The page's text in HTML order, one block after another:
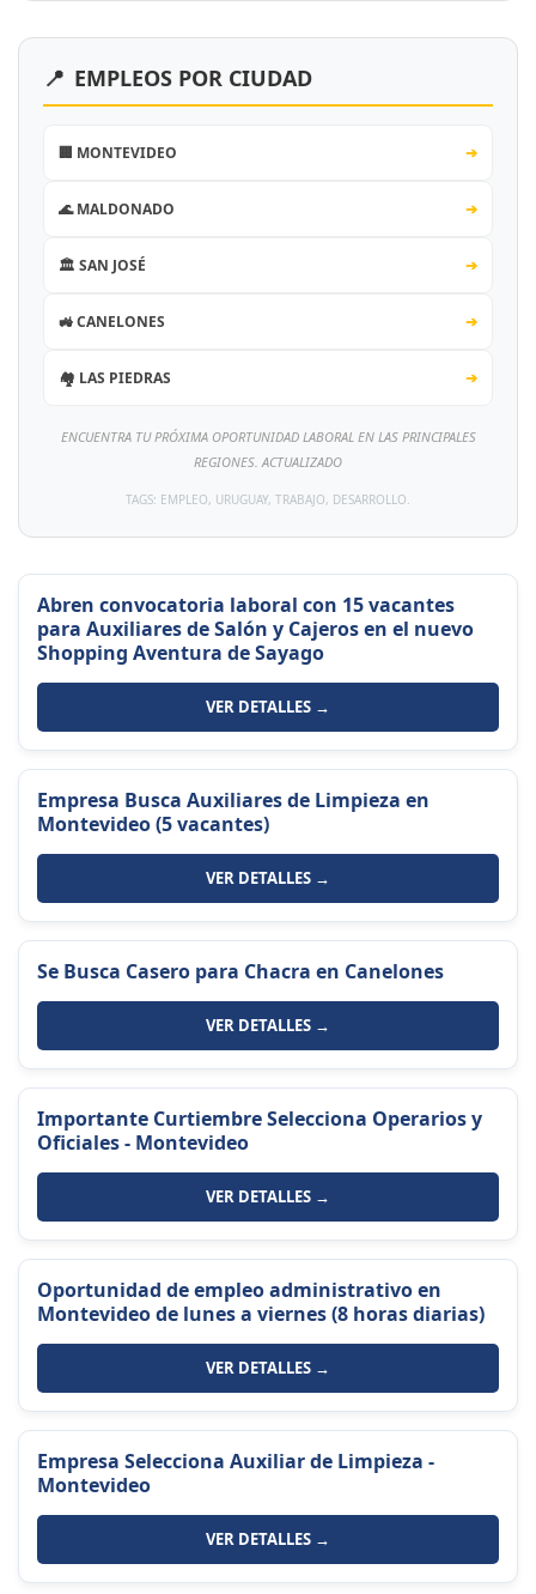
📍 EMPLEOS POR CIUDAD
🏢 MONTEVIDEO ➔
🌊 MALDONADO ➔
🏛️ SAN JOSÉ ➔
🚜 CANELONES ➔
🏘️ LAS PIEDRAS ➔
ENCUENTRA TU PRÓXIMA OPORTUNIDAD LABORAL EN LAS PRINCIPALES
REGIONES. ACTUALIZADO
TAGS: EMPLEO, URUGUAY, TRABAJO, DESARROLLO.
Abren convocatoria laboral con 15 vacantes
para Auxiliares de Salón y Cajeros en el nuevo
Shopping Aventura de Sayago
VER DETALLES →
Empresa Busca Auxiliares de Limpieza en
Montevideo (5 vacantes)
VER DETALLES →
Se Busca Casero para Chacra en Canelones
VER DETALLES →
Importante Curtiembre Selecciona Operarios y
Oficiales - Montevideo
VER DETALLES →
Oportunidad de empleo administrativo en
Montevideo de lunes a viernes (8 horas diarias)
VER DETALLES →
Empresa Selecciona Auxiliar de Limpieza -
Montevideo
VER DETALLES →